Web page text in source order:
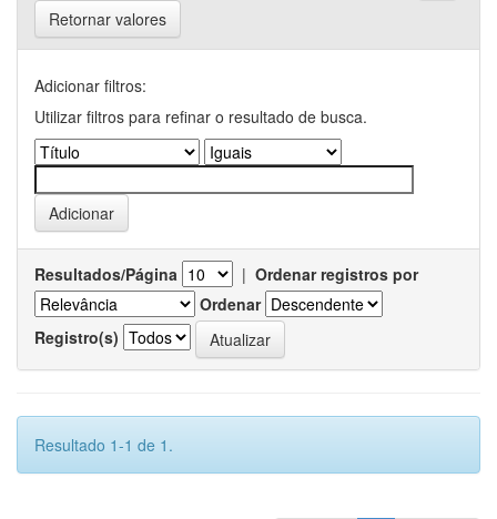
Retornar valores
Adicionar filtros:
Utilizar filtros para refinar o resultado de busca.
Resultados/Página | Ordenar registros por
Ordenar
Registro(s)
Resultado 1-1 de 1.